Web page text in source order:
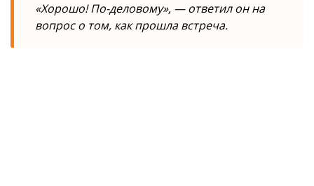
«Хорошо! По-деловому», — ответил он на
вопрос о том, как прошла встреча.